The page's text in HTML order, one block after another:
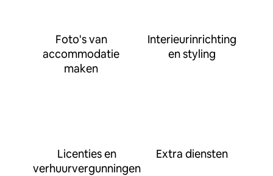
Foto's van
accommodatie
maken
Interieurinrichting
en styling
Licenties en
verhuurvergunningen
Extra diensten